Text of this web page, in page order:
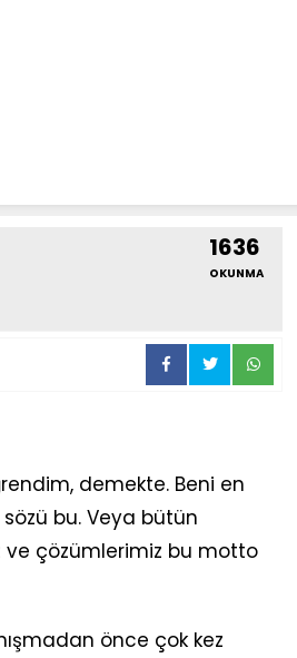
1636
OKUNMA
demekte. Beni en
bu. Veya bütün
ve çözümlerimiz bu motto
önce çok kez